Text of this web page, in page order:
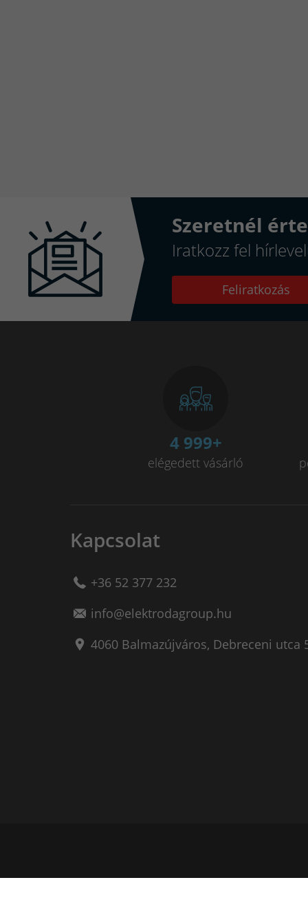
Szeretnél
Iratkozz fel
Feliratkozás
5 000+
elégedett vásárló
Kapcsolat
+36 52 377 232
info@elektrodagroup.hu
4060 Balmazújváros, Debreceni utca